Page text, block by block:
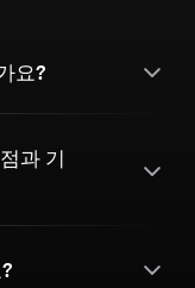
요?
과 기